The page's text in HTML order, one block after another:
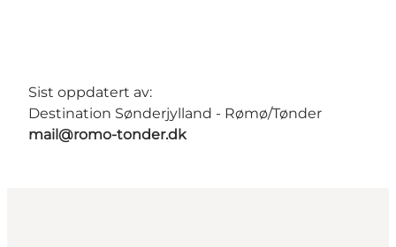
Sist oppdatert av:
Destination Sønderjylland - Rømø/Tønder
mail@romo-tonder.dk